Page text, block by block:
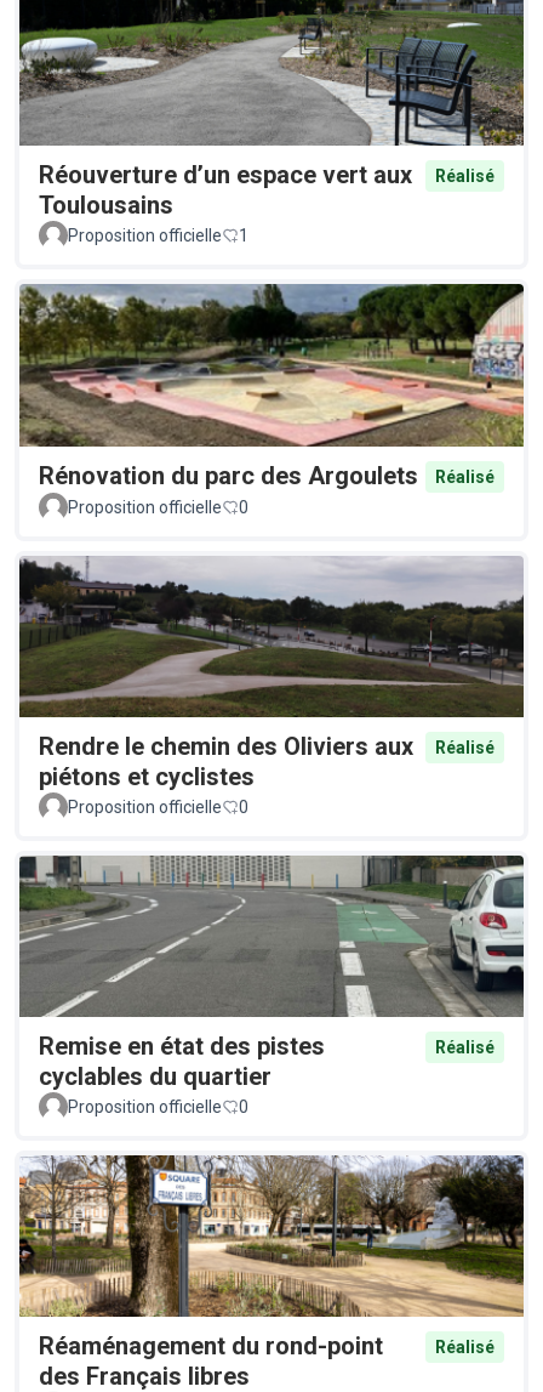
Réouverture d’un espace vert aux
Toulousains
Réalisé
Proposition officielle 1
Rénovation du parc des Argoulets
Réalisé
Proposition officielle
0
Rendre le chemin des Oliviers aux
piétons et cyclistes
Réalisé
Proposition officielle 0
Remise en état des pistes
cyclables du quartier
Réalisé
Proposition officielle 0
Réaménagement du rond-point
des Français libres
Réalisé